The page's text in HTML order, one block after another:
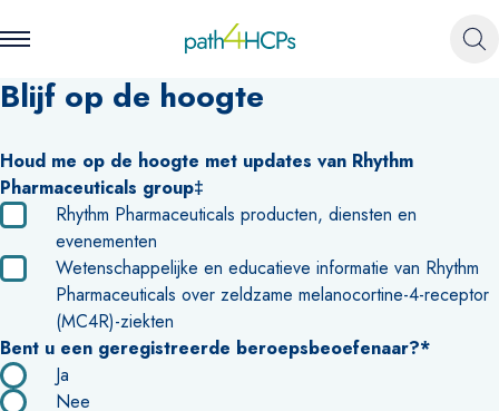
Blijf op de hoogte
Houd me op de hoogte met updates van Rhythm
Pharmaceuticals group‡
Rhythm Pharmaceuticals producten, diensten en
evenementen
Wetenschappelijke en educatieve informatie van Rhythm
Pharmaceuticals over zeldzame melanocortine-4-receptor
(MC4R)-ziekten
Bent u een geregistreerde beroepsbeoefenaar?*
Ja
Nee